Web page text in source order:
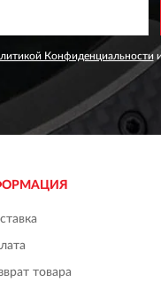
Конфиденциальности
товара